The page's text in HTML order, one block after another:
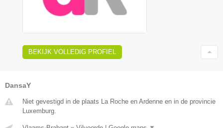
BEKIJK VOLLEDIG PROFIEL
DansaY
Niet gevestigd in de plaats La Roche en Ardenne en in de provincie
Luxemburg.